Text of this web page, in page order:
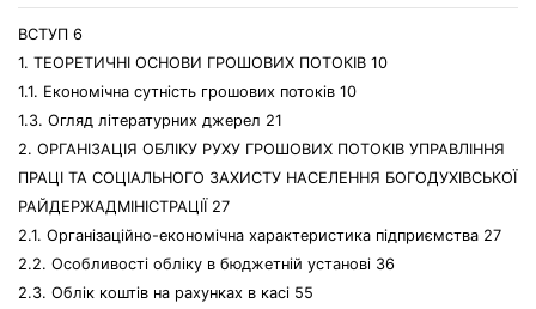
ВСТУП 6
1. ТЕОРЕТИЧНІ ОСНОВИ ГРОШОВИХ ПОТОКІВ 10
1.1. Економічна сутність грошових потоків 10
1.3. Огляд літературних джерел 21
2. ОРГАНІЗАЦІЯ ОБЛІКУ РУХУ ГРОШОВИХ ПОТОКІВ УПРАВЛІННЯ
ПРАЦІ ТА СОЦІАЛЬНОГО ЗАХИСТУ НАСЕЛЕННЯ БОГОДУХІВСЬКОЇ
РАЙДЕРЖАДМІНІСТРАЦІЇ 27
2.1. Організаційно-економічна характеристика підприємства 27
2.2. Особливості обліку в бюджетній установі 36
2.3. Облік коштів на рахунках в касі 55